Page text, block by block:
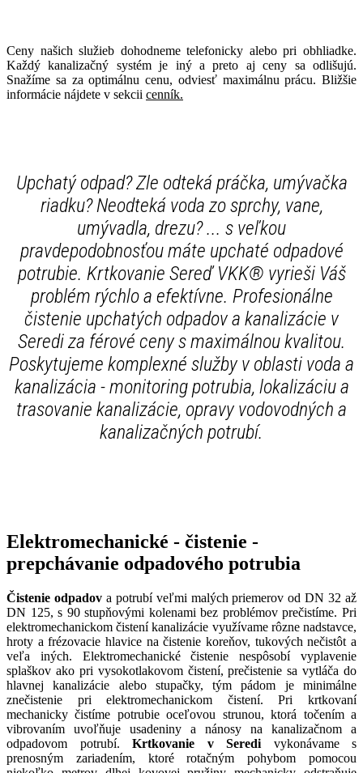
Ceny našich služieb dohodneme telefonicky alebo pri obhliadke.
Každý kanalizačný systém je iný a preto aj ceny sa odlišujú.
Snažíme sa za optimálnu cenu, odviesť maximálnu prácu. Bližšie
informácie nájdete v sekcii cenník.
Upchatý odpad? Zle odteká práčka, umývačka
riadku? Neodteká voda zo sprchy, vane,
umývadla, drezu? ... s veľkou
pravdepodobnosťou máte upchaté odpadové
potrubie. Krtkovanie Sereď VKK® vyrieši Váš
problém rýchlo a efektívne. Profesionálne
čistenie upchatých odpadov a kanalizácie v
Seredi za férové ceny s maximálnou kvalitou.
Poskytujeme komplexné služby v oblasti voda a
kanalizácia - monitoring potrubia, lokalizáciu a
trasovanie kanalizácie, opravy vodovodných a
kanalizačných potrubí.
Elektromechanické - čistenie -
prepchávanie odpadového potrubia
Čistenie odpadova potrubí veľmi malých priemerov od DN 32 až
DN 125, s 90 stupňovými kolenami bez problémov prečistíme. Pri
elektromechanickom čistení kanalizácie využívame rôzne nadstavce,
hroty a frézovacie hlavice na čistenie koreňov, tukových nečistôt a
veľa iných. Elektromechanické čistenie nespôsobí vyplavenie
splaškov ako pri vysokotlakovom čistení, prečistenie sa vytláča do
hlavnej kanalizácie alebo stupačky, tým pádom je minimálne
znečistenie pri elektromechanickom čistení. Pri krtkovaní
mechanicky čistíme potrubie oceľovou strunou, ktorá točením a
vibrovaním uvoľňuje usadeniny a nánosy na kanalizačnom a
odpadovom potrubí. Krtkovanie v Seredi vykonávame s
prenosným zariadením, ktoré rotačným pohybom pomocou